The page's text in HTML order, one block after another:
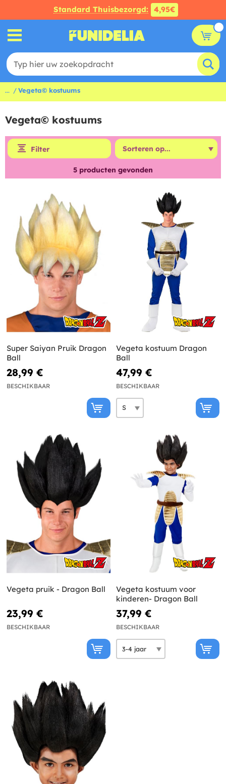
Standard Thuisbezorgd: 4,95€
... Vegeta© kostuums
Vegeta© kostuums
Filter
5 producten gevonden
Super Saiyan Pruik Dragon
Ball
28,99 €
BESCHIKBAAR
Vegeta kostuum Dragon
Ball
47,99 €
BESCHIKBAAR
Vegeta pruik - Dragon Ball
23,99 €
BESCHIKBAAR
Vegeta kostuum voor
kinderen- Dragon Ball
37,99 €
BESCHIKBAAR